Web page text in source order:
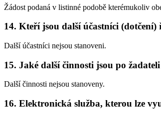
Žádost podaná v listinné podobě kterémukoliv
14. Kteří jsou další účastníci (dotčení)
Další účastníci nejsou stanoveni.
15. Jaké další činnosti jsou po
Další činnosti nejsou stanoveny.
16. Elektronická služba, kterou lze